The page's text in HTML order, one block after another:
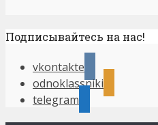
Подписывайтесь на нас!
vkontakte
odnoklassniki
telegram